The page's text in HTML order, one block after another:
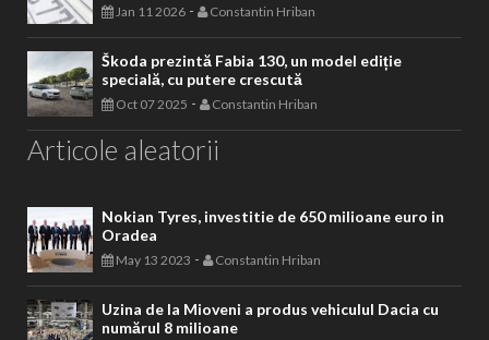
Jan 11 2026 - Constantin Hriban
Škoda prezintă Fabia 130, un model ediție
specială, cu putere crescută
Oct 07 2025 - Constantin Hriban
Articole aleatorii
Nokian Tyres, investitie de 650 milioane euro in
Oradea
May 13 2023 - Constantin Hriban
Uzina de la Mioveni a produs vehiculul Dacia cu
numărul 8 milioane